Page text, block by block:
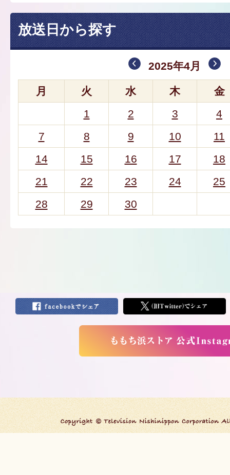
放送日から探す
2025年4月
月 火 水 木
金
1
2 3
4
7
8 9 10
11
14
15 16 17
18
21
22 23 24
25
28
29 30